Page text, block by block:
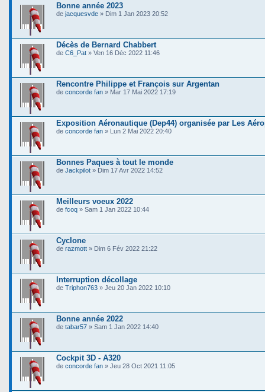
Bonne année 2023
de jacquesvde » Dim 1 Jan 2023 20:52
Décès de Bernard Chabbert
de C6_Pat » Ven 16 Déc 2022 11:46
Rencontre Philippe et François sur Argentan
de concorde fan » Mar 17 Mai 2022 17:19
Exposition Aéronautique (Dep44) organisée par Les
de concorde fan » Lun 2 Mai 2022 20:40
Bonnes Paques à tout le monde
de Jackpilot » Dim 17 Avr 2022 14:52
Meilleurs voeux 2022
de fcoq » Sam 1 Jan 2022 10:44
Cyclone
de razmott » Dim 6 Fév 2022 21:22
Interruption décollage
de Triphon763 » Jeu 20 Jan 2022 10:10
Bonne année 2022
de tabar57 » Sam 1 Jan 2022 14:40
Cockpit 3D - A320
de concorde fan » Jeu 28 Oct 2021 11:05